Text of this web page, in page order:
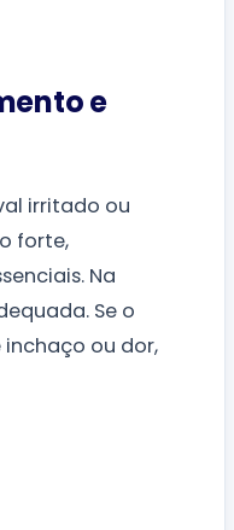
e
irritado ou
forte,
Na
Se o
ou dor,